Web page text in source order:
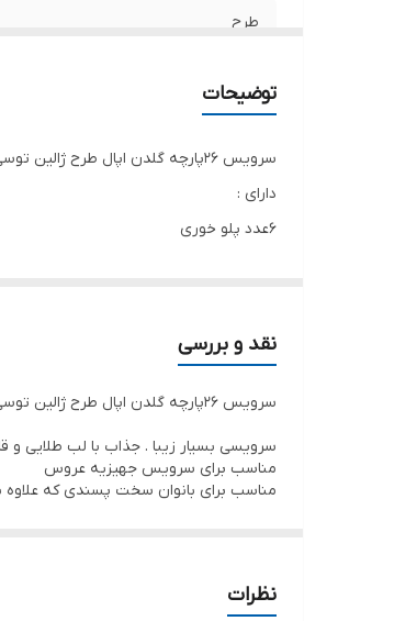
طرح
تحت لیسانس
توضیحات
سرویس 26پارچه گلدن اپال طرح ژالین توسی لب طلایی قالب بن چاینا
دارای :
6عدد پلو خوری
6عدد پیاله
1عدد دیس
1عدد کاسه سالاد
قابل شست و شو در ماشین ظرفشویی
قابل استفاده در ماکروویو
دوستان عزیز لطفا توجه کنید :
این سرویس آرکوپال چون یک محصول
نقد و بررسی
سرویس 26پارچه گلدن اپال طرح ژالین توسی لب طلایی قالب بن چاینا با کیفیت و ماندگاری فوق العاده عالی در فروشگاه ملیکا موجود شد.
سرویسی بسیار زیبا . جذاب با لب طلایی و
مناسب برای سرویس جهیزیه عروس
مناسب برای بانوان سخت پسندی که
نظرات